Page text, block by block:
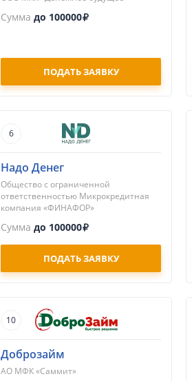
Сумма до 100000
ПОДАТЬ ЗАЯВКУ
6
Надо Денег
Общество с ограниченной
ответственностью Микрокредитная
компания «ФИНАФОР»
Сумма до 100000
ПОДАТЬ ЗАЯВКУ
10
Доброзайм
АО МФК «Саммит»